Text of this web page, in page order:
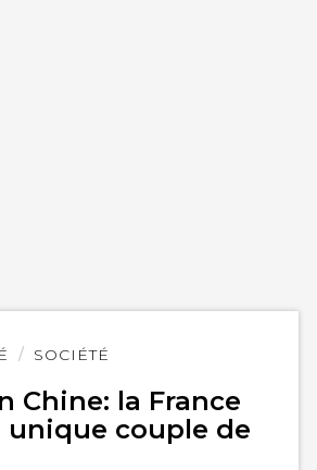
SOCIÉTÉ
Chine: la France
unique couple de